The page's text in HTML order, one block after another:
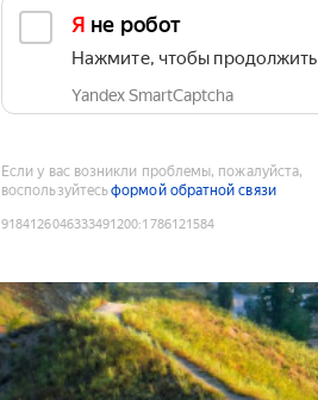
Я не робот
Нажмите, чтобы продолжить
Yandex SmartCaptcha
Если у вас возникли проблемы, пожалуйста,
воспользуйтесьформой обратной связи
9184126046333491200:1786121584